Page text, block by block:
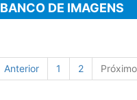
BANCO DE IMAGENS
Anterior 1 2 Próximo